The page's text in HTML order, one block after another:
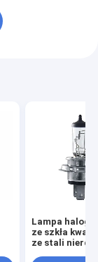
Lampa
ze szkła
ze stali